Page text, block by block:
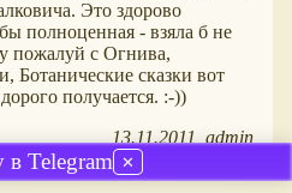
Это здорово
полноценная - взяла б не
пожалуй с Огнива,
Ботанические сказки вот
получается. :-))
13.11.2011 admin
Telegram ✕